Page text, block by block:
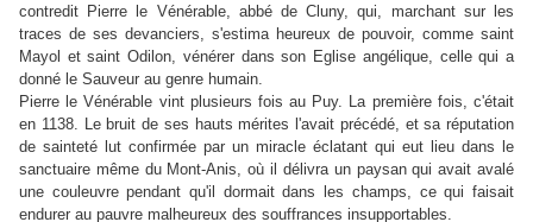
contredit Pierre le Vénérable, abbé de Cluny, qui, marchant sur les
traces de ses devanciers, s'estima heureux de pouvoir, comme saint
Mayol et saint Odilon, vénérer dans son Eglise angélique, celle qui a
donné le Sauveur au genre humain.
Pierre le Vénérable vint plusieurs fois au Puy. La première fois, c'était
en 1138. Le bruit de ses hauts mérites l'avait précédé, et sa réputation
de sainteté lut confirmée par un miracle éclatant qui eut lieu dans le
sanctuaire même du Mont-Anis, où il délivra un paysan qui avait avalé
une couleuvre pendant qu'il dormait dans les champs, ce qui faisait
endurer au pauvre malheureux des souffrances insupportables.